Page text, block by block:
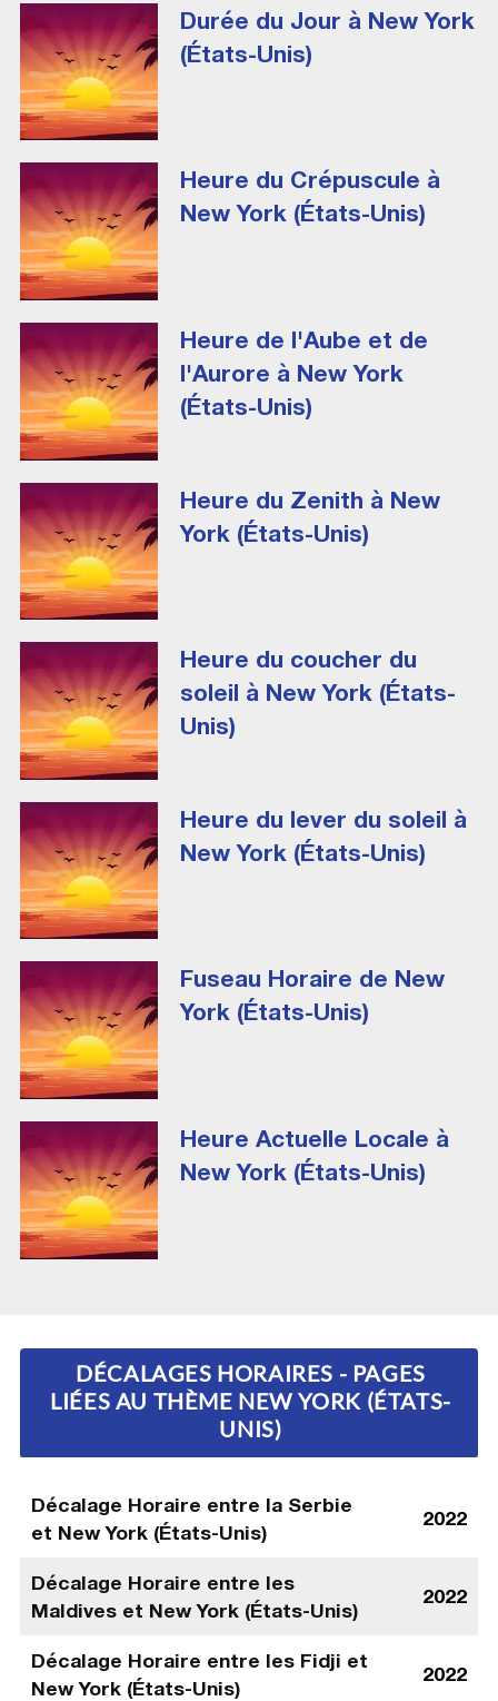
Durée du Jour à New York
(États-Unis)
Heure du Crépuscule à
New York (États-Unis)
Heure de l'Aube et de
l'Aurore à New York
(États-Unis)
Heure du Zenith à New
York (États-Unis)
Heure du coucher du
soleil à New York (États-
Unis)
Heure du lever du soleil à
New York (États-Unis)
Fuseau Horaire de New
York (États-Unis)
Heure Actuelle Locale à
New York (États-Unis)
DÉCALAGES HORAIRES - PAGES
LIÉES AU THÈME NEW YORK (ÉTATS-
UNIS)
Décalage Horaire entre la Serbie
et New York (États-Unis)
2022
Décalage Horaire entre les
Maldives et New York (États-Unis)
2022
Décalage Horaire entre les Fidji et
New York (États-Unis)
2022